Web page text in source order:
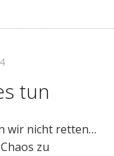
tun
wir nicht retten…
zu